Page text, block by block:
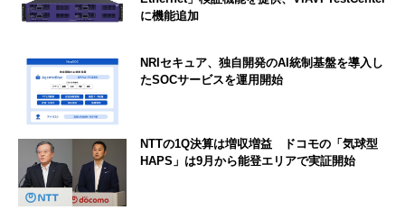
に機能追加
NRIセキュア、独自開発のAI統制基盤を導入し
たSOCサービスを運用開始
NTTの1Q決算は増収増益 ドコモの「気球型
HAPS」は9月から能登エリアで実証開始